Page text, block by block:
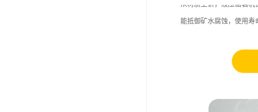
从材质上讲，液压凿岩
能抵御矿水腐蚀，使用寿